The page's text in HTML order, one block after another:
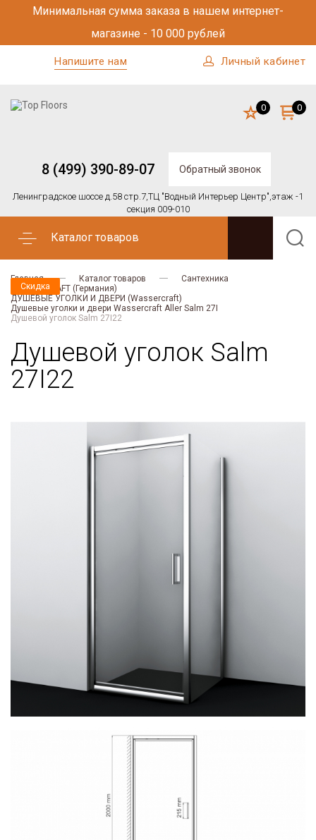
Минимальная сумма заказа в нашем интернет-
магазине - 10 000 рублей
Напишите нам Личный кабинет
8 (499) 390-89-07 Обратный звонок
Ленинградское шоссе д.58 стр.7,ТЦ "Водный Интерьер Центр",этаж -1
секция 009-010
0 0
Каталог товаров
Главная Каталог товаров
Сантехника
WASSERCRAFT (Германия)
ДУШЕВЫЕ УГОЛКИ И ДВЕРИ (Wassercraft)
Душевые уголки и двери Wassercraft Aller Salm 27I
Душевой уголок Salm 27I22
Душевой уголок Salm
27I22
Скидка
Скидка